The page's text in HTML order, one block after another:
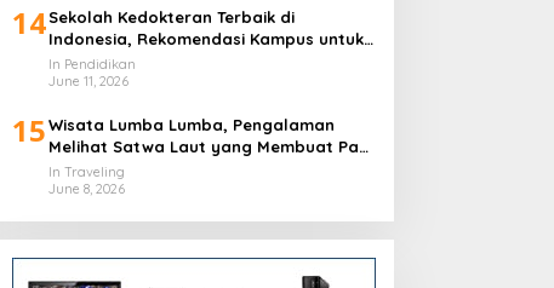
14 Sekolah Kedokteran Terbaik di
Indonesia, Rekomendasi Kampus untuk
Calon Dokter
In Pendidikan
June 11, 2026
15Wisata Lumba Lumba, Pengalaman
Melihat Satwa Laut yang Membuat Pagi
Terasa Berbeda
In Traveling
June 8, 2026